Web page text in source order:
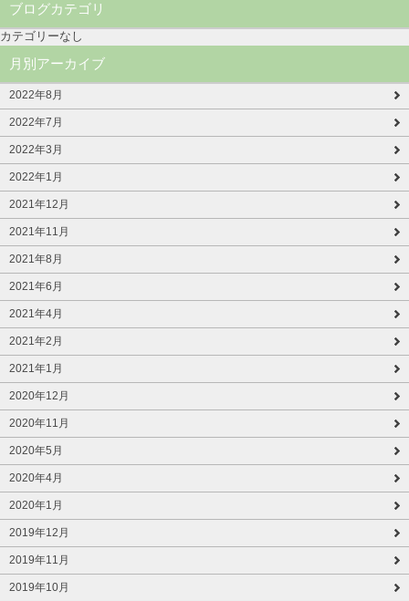
ブログカテゴリ
カテゴリーなし
月別アーカイブ
2022年8月
2022年7月
2022年3月
2022年1月
2021年12月
2021年11月
2021年8月
2021年6月
2021年4月
2021年2月
2021年1月
2020年12月
2020年11月
2020年5月
2020年4月
2020年1月
2019年12月
2019年11月
2019年10月